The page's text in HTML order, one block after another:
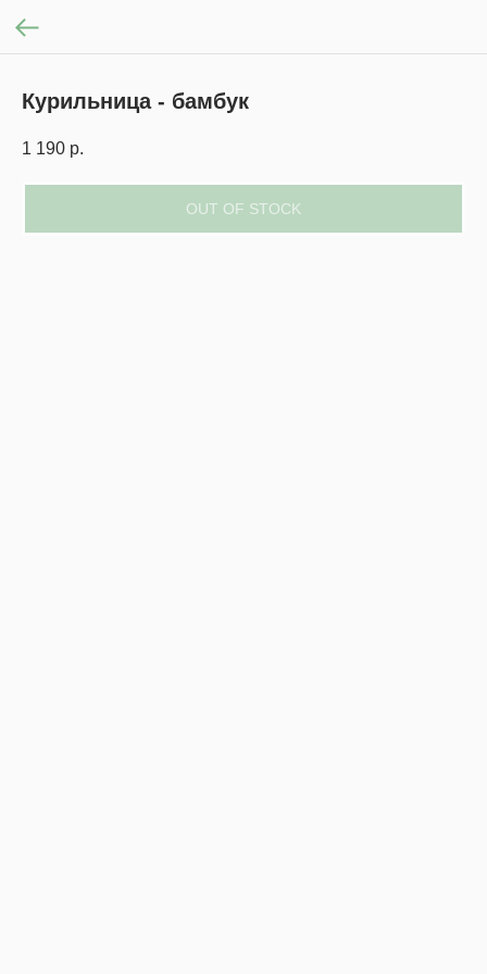
Курильница - бамбук
1 190 р.
OUT OF STOCK